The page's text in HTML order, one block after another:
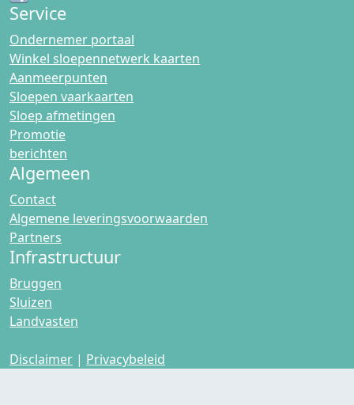
Service
Ondernemer portaal
Winkel sloepennetwerk kaarten
Aanmeerpunten
Sloepen vaarkaarten
Sloep afmetingen
Promotie
berichten
Algemeen
Contact
Algemene leveringsvoorwaarden
Partners
Infrastructuur
Bruggen
Sluizen
Landvasten
Disclaimer | Privacybeleid